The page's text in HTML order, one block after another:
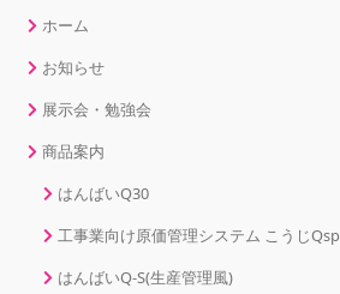
ホーム
お知らせ
展示会・勉強会
商品案内
はんばいQ30
工事業向け原価管理システム こうじQsp
はんばいQ-S(生産管理風)